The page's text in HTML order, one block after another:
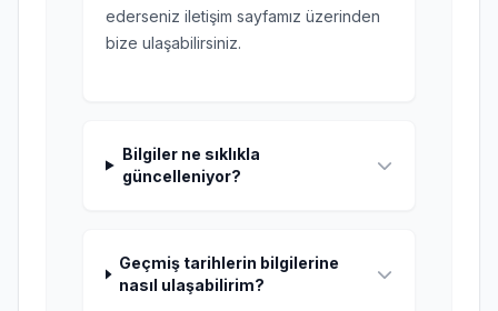
ederseniz iletişim sayfamız üzerinden
bize ulaşabilirsiniz.
Bilgiler ne sıklıkla
güncelleniyor?
Geçmiş tarihlerin bilgilerine
nasıl ulaşabilirim?